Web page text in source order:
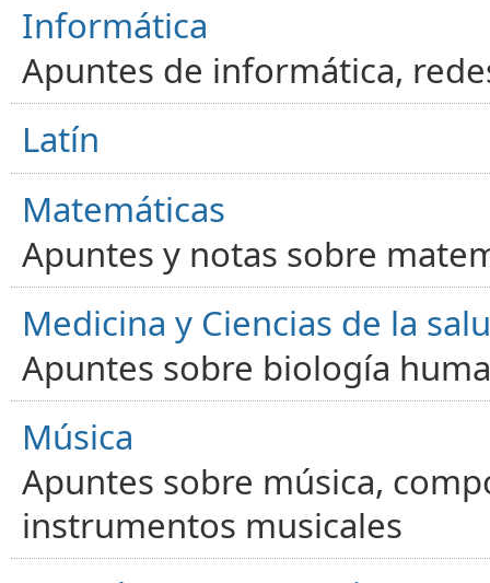
Informática
Apuntes de informática,
Latín
Matemáticas
Apuntes y notas sobre
Medicina y Ciencias de la
Apuntes sobre biología
Música
Apuntes sobre música,
instrumentos musicales